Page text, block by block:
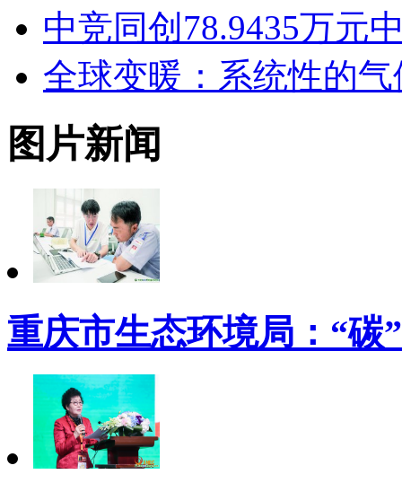
中竞同创78.9435万元
全球变暖：系统性的
图片新闻
重庆市生态环境局：“碳